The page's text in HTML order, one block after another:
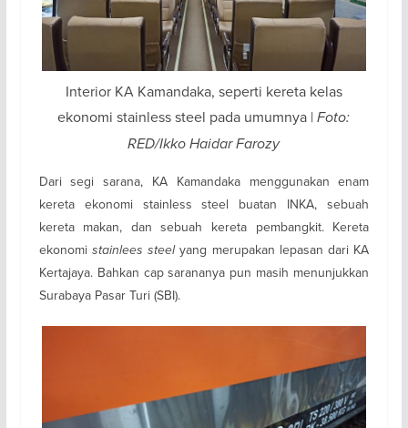
Interior KA Kamandaka, seperti kereta kelas
ekonomi stainless steel pada umumnya |Foto:
RED/Ikko Haidar Farozy
Dari segi sarana, KA Kamandaka menggunakan enam
kereta ekonomi stainless steel buatan INKA, sebuah
kereta makan, dan sebuah kereta pembangkit. Kereta
ekonomi stainlees steelyang merupakan lepasan dari KA
Kertajaya. Bahkan cap sarananya pun masih menunjukkan
Surabaya Pasar Turi (SBI).